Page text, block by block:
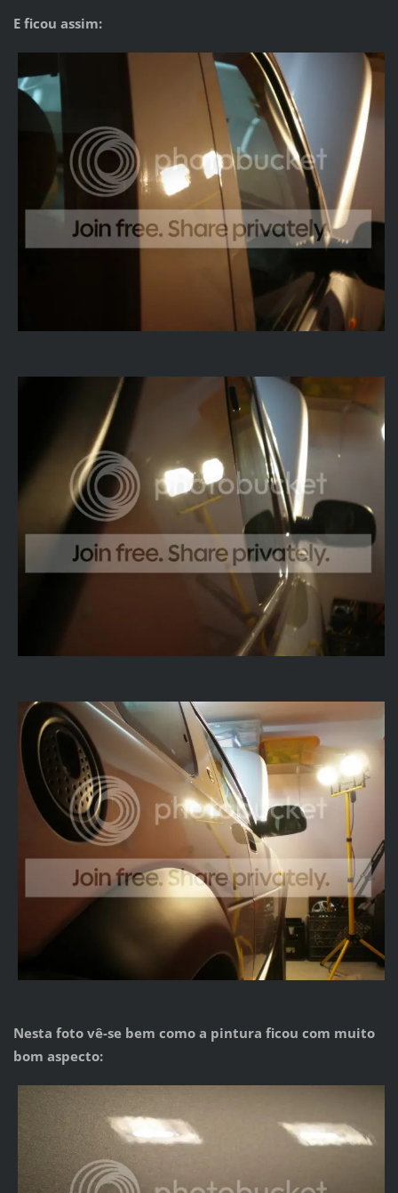
E ficou assim:
Nesta foto vê-se bem como a pintura ficou com muito
bom aspecto: